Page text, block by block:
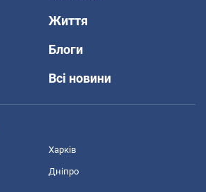
Життя
Блоги
Всі новини
Харків
Дніпро